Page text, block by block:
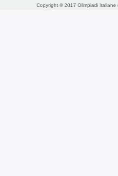
Copyright © 2017 Olimpiadi Italiane